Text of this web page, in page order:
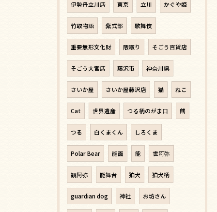
伊勢丹立川店 東京 立川 かぐや姫
竹取物語 紫式部 歌舞伎
重要無形文化財 隈取り そごう百貨店
そごう大宮店 藤沢市 神奈川県
さいか屋 さいか屋藤沢店 猫 ねこ
Cat 世界遺産 つる柄のがま口 鶴
つる 白くまくん しろくま
Polar Bear 能面 能 世阿弥
観阿弥 能舞台 狛犬 狛犬柄
guardian dog 神社 お坊さん